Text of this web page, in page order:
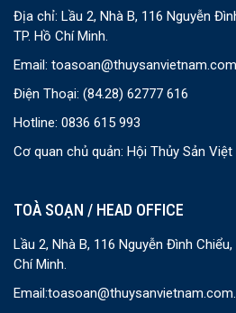
Địa chỉ: Lầu 2, Nhà B, 116 Nguyễn
TP. Hồ Chí Minh.
Email:
Điện Thoại: (84.28) 62777 616
Hotline: 0836 615 993
Cơ quan chủ quản: Hội Thủy Sản Việt
TOÀ SOẠN / HEAD OFFICE
Lầu 2, Nhà B, 116 Nguyễn Đình
Chí Minh.
Email: